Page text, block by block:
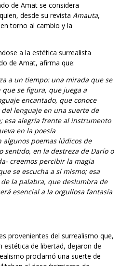
de Amat se considera
desde su revista Amauta,
torno al cambio y la
a la estética surrealista
de Amat, afirma que:
a un tiempo: una mirada que se
se figura, que juega a
encantado, que conoce
lenguaje en una suerte de
esa alegría frente al instrumento
en la poesía
algunos poemas lúdicos de
sentido, en la destreza de Darío o
creemos percibir la magia
se escucha a sí mismo; esa
la palabra, que deslumbra de
esencial a la orgullosa fantasía
provenientes del surrealismo que,
estética de libertad, dejaron de
proclamó una suerte de